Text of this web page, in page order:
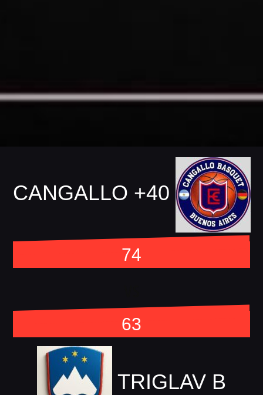
CANGALLO +40
74
63
TRIGLAV B